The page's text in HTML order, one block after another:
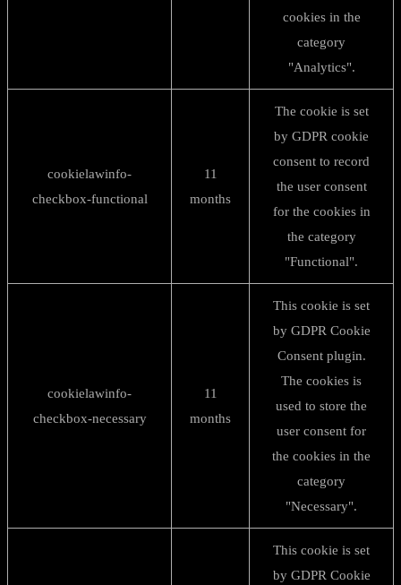
cookies in the
category
"Analytics".
cookielawinfo-
checkbox-functional
11
months
The cookie is set
by GDPR cookie
consent to record
the user consent
for the cookies in
the category
"Functional".
cookielawinfo-
checkbox-necessary
11
months
This cookie is set
by GDPR Cookie
Consent plugin.
The cookies is
used to store the
user consent for
the cookies in the
category
"Necessary".
This cookie is set
by GDPR Cookie